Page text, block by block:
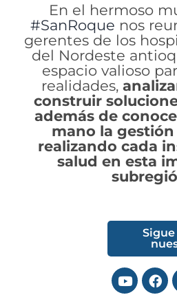
En el hermoso
#SanRoque nos
gerentes de los
del Nordeste
espacio valioso
realidades,
construir
además de
mano la
realizando cada
salud en esta